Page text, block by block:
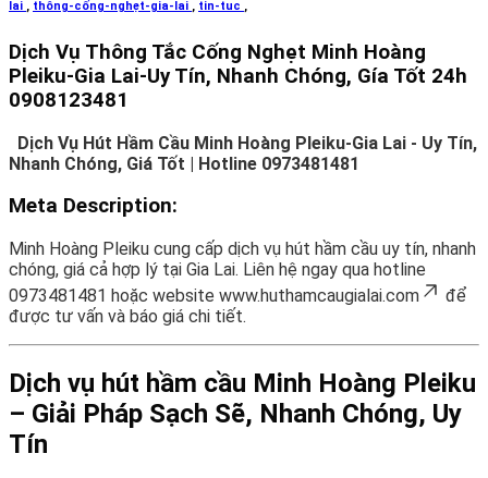
lai , thông-cống-nghẹt-gia-lai , tin-tuc ,
Dịch Vụ Thông Tắc Cống Nghẹt Minh Hoàng
Pleiku-Gia Lai-Uy Tín, Nhanh Chóng, Gía Tốt 24h
0908123481
Dịch Vụ Hút Hầm Cầu Minh Hoàng Pleiku-Gia Lai - Uy Tín,
Nhanh Chóng, Giá Tốt | Hotline 0973481481
Meta Description:
Minh Hoàng Pleiku cung cấp dịch vụ hút hầm cầu uy tín, nhanh
chóng, giá cả hợp lý tại Gia Lai. Liên hệ ngay qua hotline
0973481481 hoặc website www.huthamcaugialai.com
để
được tư vấn và báo giá chi tiết.
Dịch vụ hút hầm cầu Minh Hoàng Pleiku
– Giải Pháp Sạch Sẽ, Nhanh Chóng, Uy
Tín